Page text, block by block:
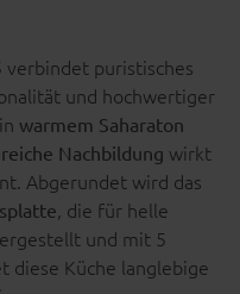
verbindet puristisches
und hochwertiger
in warmem Saharaton
Nachbildung wirkt
Abgerundet wird das
, die für helle
und mit 5
diese Küche langlebige